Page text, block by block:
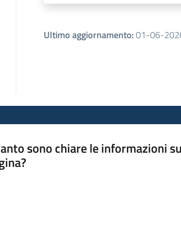
Ultimo aggiornamento:01-06-
sono chiare le informazioni